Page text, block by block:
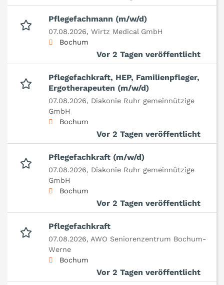
Pflegefachmann (m/w/d)
07.08.2026, Wirtz Medical GmbH
Bochum
Vor 2 Tagen veröffentlicht
Pflegefachkraft, HEP, Familienpfleger,
Ergotherapeuten (m/w/d)
07.08.2026, Diakonie Ruhr gemeinnützige
GmbH
Bochum
Vor 2 Tagen veröffentlicht
Pflegefachkraft (m/w/d)
07.08.2026, Diakonie Ruhr gemeinnützige
GmbH
Bochum
Vor 2 Tagen veröffentlicht
Pflegefachkraft
07.08.2026, AWO Seniorenzentrum Bochum-
Werne
Bochum
Vor 2 Tagen veröffentlicht